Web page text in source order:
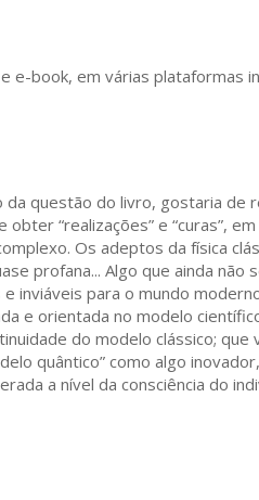
e-book, em várias plataformas
questão do livro, gostaria de
“realizações” e “curas”,
Os adeptos da física
profana... Algo que ainda
inviáveis para o mundo
e orientada no modelo
do modelo clássico;
quântico” como algo
a nível da consciência do